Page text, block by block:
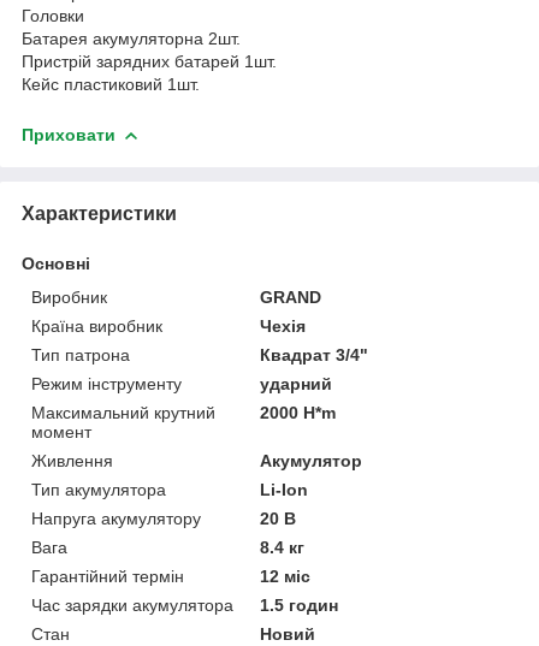
Головки
Батарея акумуляторна 2шт.
Пристрій зарядних батарей 1шт.
Кейс пластиковий 1шт.
Приховати
Характеристики
Основні
Виробник
GRAND
Країна виробник
Чехія
Тип патрона
Квадрат 3/4"
Режим інструменту
ударний
Максимальний крутний
момент
2000 H*m
Живлення
Акумулятор
Тип акумулятора
Li-Ion
Напруга акумулятору
20 В
Вага
8.4 кг
Гарантійний термін
12 міс
Час зарядки акумулятора
1.5 годин
Стан
Новий